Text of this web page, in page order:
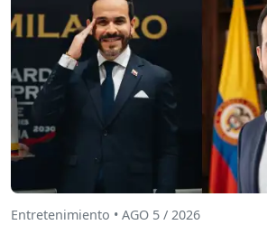
Entretenimiento • AGO 5 / 2026